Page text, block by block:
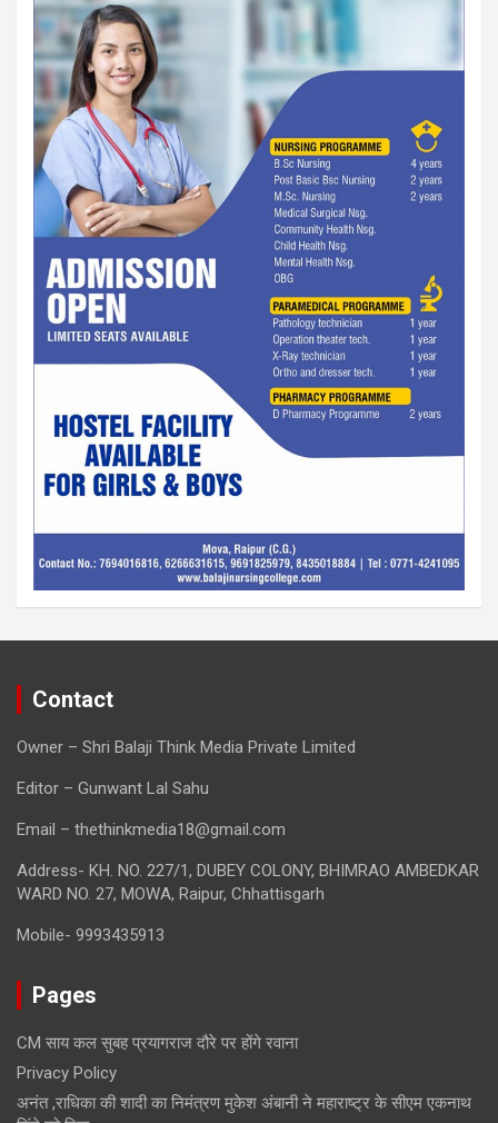
Contact
Owner – Shri Balaji Think Media Private Limited
Editor – Gunwant Lal Sahu
Email – thethinkmedia18@gmail.com
Address- KH. NO. 227/1, DUBEY COLONY, BHIMRAO AMBEDKAR
WARD NO. 27, MOWA, Raipur, Chhattisgarh
Mobile- 9993435913
Pages
CM साय कल सुबह प्रयागराज दौरे पर होंगे रवाना
Privacy Policy
अनंत ,राधिका की शादी का निमंत्रण मुकेश अंबानी ने महाराष्ट्र के सीएम एकनाथ